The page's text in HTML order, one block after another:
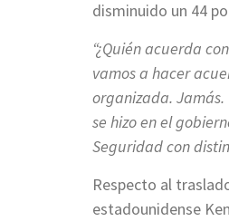
disminuido un 44
“¿Quién acuerda
vamos a hacer
organizada.
se hizo en el
Seguridad con
Respecto al
estadounidense